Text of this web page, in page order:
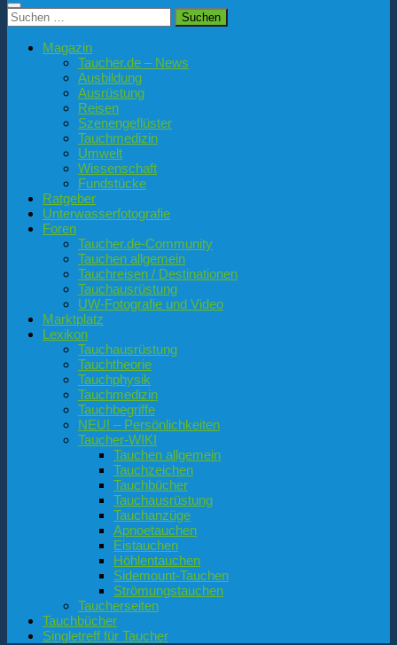
Suchen
nach:
Magazin
Taucher.de – News
Ausbildung
Ausrüstung
Reisen
Szenengeflüster
Tauchmedizin
Umwelt
Wissenschaft
Fundstücke
Ratgeber
Unterwasserfotografie
Foren
Taucher.de-Community
Tauchen allgemein
Tauchreisen / Destinationen
Tauchausrüstung
UW-Fotografie und Video
Marktplatz
Lexikon
Tauchausrüstung
Tauchtheorie
Tauchphysik
Tauchmedizin
Tauchbegriffe
NEU! – Persönlichkeiten
Taucher-WIKI
Tauchen allgemein
Tauchzeichen
Tauchbücher
Tauchausrüstung
Tauchanzüge
Apnoetauchen
Eistauchen
Höhlentauchen
Sidemount-Tauchen
Strömungstauchen
Taucherseiten
Tauchbücher
Singletreff für Taucher